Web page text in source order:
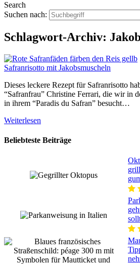
Search
Suchen nach:
Schlagwort-Archiv:
Safranrisotto mit Jakobsmuscheln
Dieses leckere Rezept für Safranrisotto
“Safranfrau” Christine Ferrari, die wir in
in ihrem “Paradis du Safran” besucht…
Weiterlesen
Beliebteste Beiträge